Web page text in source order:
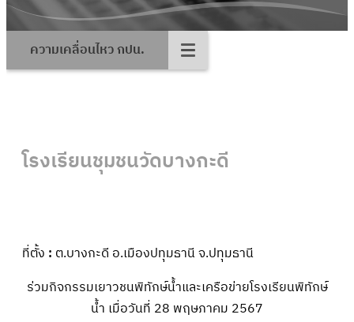
ความเคลื่อนไหว กปน.
โรงเรียนชุมชนวัดบางกะดี
ที่ตั้ง : ต.บางกะดี อ.เมืองปทุมธานี จ.ปทุมธานี
ร่วมกิจกรรมเยาวชนพิทักษ์น้ำและเครือข่ายโรงเรียนพิทักษ์
น้ำ เมื่อวันที่ 28 พฤษภาคม 2567